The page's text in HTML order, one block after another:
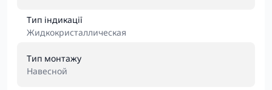
Тип індикації
Жидкокристаллическая
Тип монтажу
Навесной